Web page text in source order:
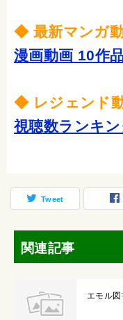
◆ 最新マンガ
漫画動画 10作
◆ レジェンド
視聴数ランキ
Tweet
関連記事
エモル